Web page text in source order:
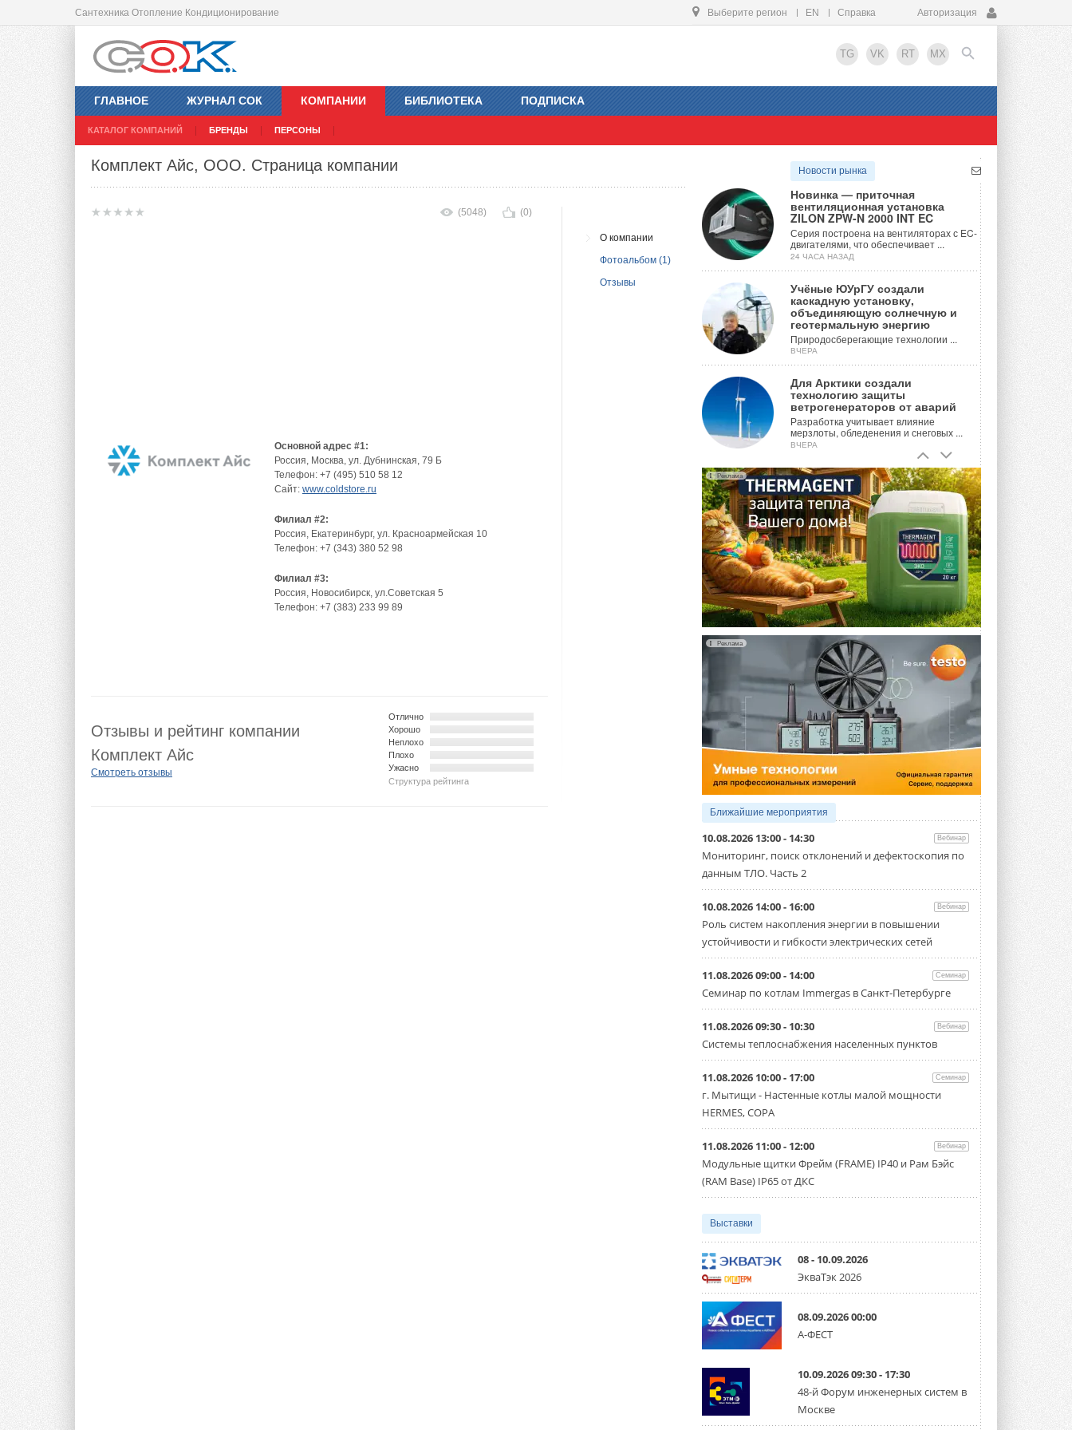
Сантехника Отопление Кондиционирование Выберите регион EN Справка Авторизация
TG VK RT MX
ГЛАВНОЕ ЖУРНАЛ СОК КОМПАНИИ
КАТАЛОГ КОМПАНИЙ БРЕНДЫ ПЕРСОНЫ
БИБЛИОТЕКА ПОДПИСКА
EN
Комплект Айс, ООО. Страница компании
О компании
Фотоальбом (1)
Отзывы
(5048) (0)
Основной адрес #1:
Россия, Москва, ул. Дубнинская, 79 Б
Телефон: +7 (495) 510 58 12
Сайт: www.coldstore.ru
Филиал #2:
Россия, Екатеринбург, ул. Красноармейская 10
Телефон: +7 (343) 380 52 98
Филиал #3:
Россия, Новосибирск, ул.Советская 5
Телефон: +7 (383) 233 99 89
Структура рейтинга
Отлично
Хорошо
Неплохо
Плохо
Ужасно
Отзывы и рейтинг компании
Комплект Айс
Смотреть отзывы
Новости рынка
Новинка — приточная
вентиляционная установка
ZILON ZPW-N 2000 INT EC
Серия построена на вентиляторах с EC-
двигателями, что обеспечивает ...
24 ЧАСА НАЗАД
Учёные ЮУрГУ создали
каскадную установку,
объединяющую солнечную и
геотермальную энергию
Природосберегающие технологии ...
ВЧЕРА
Для Арктики создали
технологию защиты
ветрогенераторов от аварий
Разработка учитывает влияние
мерзлоты, обледенения и снеговых ...
ВЧЕРА
Гибридный тепловой насос PV/T
с одним общим испарителем
Исследователи предложили
конструкцию двухисточникового ...
ВЧЕРА
21-й ежегодный форум
«ЦОД-2026»
Мероприятие пройдет 2-3 сентября в
отеле Radisson Slavyanskaya. Форум
посетит более двух тысяч участников ...
ВЧЕРА
Китайская Shenling представила
линейку тепловых насосов
«воздух-вода» на R290
Серия ThermaX R290 All-In-One
включает три модели ...
4 АВГУСТА 2026
Тепловые насосы в связке с
солнечной генерацией и
накопителем снижают
потребление на 60%
Исследователи из Италии установили ...
4 АВГУСТА 2026
«РУСКЛИМАТ Fest 2026» в Уфе
собрал свыше 700 профи
климатической отрасли
Организатором выступил торгово-
производственный холдинг ...
«Датарк» испытал модульный
ЦОД с плотностью 54 кВт на
стойку
Испытания прошли на собственной
производственной площадке и были ...
3 АВГУСТА 2026
Samsung выпускает VRF-
систему DVM на R32
производительностью от 22,4 до 56 кВт.
Суммарная длина трубопроводов ...
итоги конкурса студенческих
проектов «ТИМ-лидеры 2026»
Новый сезон конкурса «ТИМ-лидеры»
стартует уже в сентябре 2026 года ...
3 АВГУСТА 2026
партнёрство за Уралом
Президент Омского землячества в
Москве Михаил Тимошенко посетил
Омск с трёхдневным рабочим визитом ...
31 ИЮЛЯ 2026
Carrier модернизирует
флагманский чиллер AquaEdge
работающую на хладагенте R1234ze ...
31 ИЮЛЯ 2026
Mitsubishi расширяет
Реклама
Реклама
Ближайшие мероприятия
10.08.2026 13:00 - 14:30 Вебинар
Мониторинг, поиск отклонений и дефектоскопия по
данным ТЛО. Часть 2
10.08.2026 14:00 - 16:00 Вебинар
Роль систем накопления энергии в повышении
устойчивости и гибкости электрических сетей
11.08.2026 09:00 - 14:00 Семинар
Семинар по котлам Immergas в Санкт-Петербурге
11.08.2026 09:30 - 10:30 Вебинар
Системы теплоснабжения населенных пунктов
11.08.2026 10:00 - 17:00 Семинар
г. Мытищи - Настенные котлы малой мощности
HERMES, COPA
11.08.2026 11:00 - 12:00 Вебинар
Модульные щитки Фрейм (FRAME) IP40 и Рам Бэйс
(RAM Base) IP65 от ДКС
Выставки
08 - 10.09.2026
ЭкваТэк 2026
08.09.2026 00:00
А-ФЕСТ
10.09.2026 09:30 - 17:30
48-й Форум инженерных систем в
Москве